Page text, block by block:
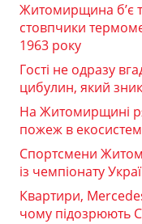
Житомирщина б’є
стовпчики
1963 року
Гості не одразу
цибулин, який
На Житомирщині
пожеж в
Спортсмени
із чемпіонату
Квартири,
чому підозрюють